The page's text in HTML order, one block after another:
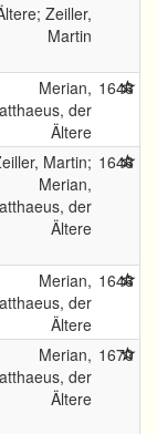
Zeiller,
Martin
Merian,
der
Ältere
1646
Martin;
Merian,
der
Ältere
1646
Merian,
der
Ältere
1646
Merian,
der
Ältere
1670